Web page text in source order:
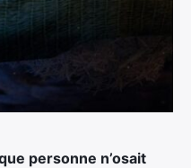
personne n’osait